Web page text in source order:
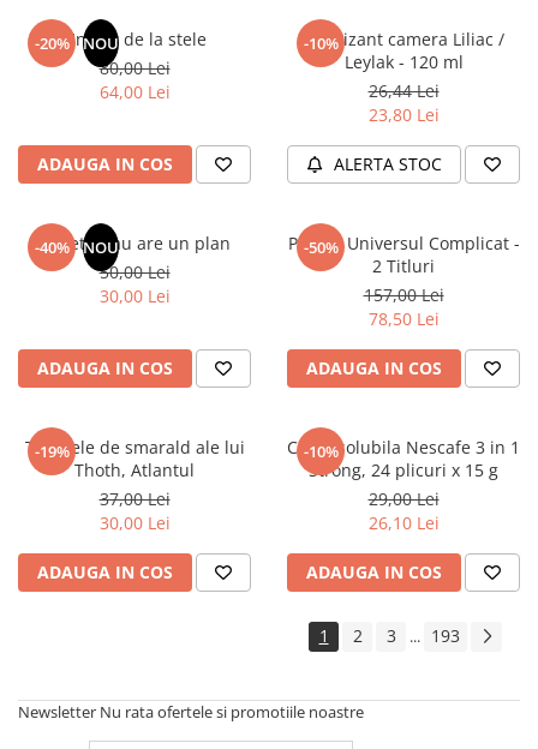
Accesorii Arhivare
Instrumente de scris
Organizare si Arhivare
Articole scolare
Arta
Caiete si Carnetele scolare
Ghiozdane si Penare scolare
Instrumente si Truse Geometrie
Seturi scolare
Calculator
Consumabile & Accesorii
Cadouri
Carti in dar
Literatura Romana
-20% NOU
Un dar de la stele
80,00 Lei
64,00 Lei
ADAUGA IN COS
-10%
Odorizant camera Liliac /
Leylak - 120 ml
26,44 Lei
23,80 Lei
ALERTA STOC
-40% NOU
Sufletul tau are un plan
50,00 Lei
30,00 Lei
ADAUGA IN COS
-50%
Pachet Universul Complicat -
2 Titluri
157,00 Lei
78,50 Lei
ADAUGA IN COS
-19%
Tablitele de smarald ale lui
Thoth, Atlantul
37,00 Lei
30,00 Lei
ADAUGA IN COS
-10%
Cafea solubila Nescafe 3 in 1
Strong, 24 plicuri x 15 g
29,00 Lei
26,10 Lei
ADAUGA IN COS
1 2 3 ... 193
Newsletter Nu rata ofertele si promotiile noastre